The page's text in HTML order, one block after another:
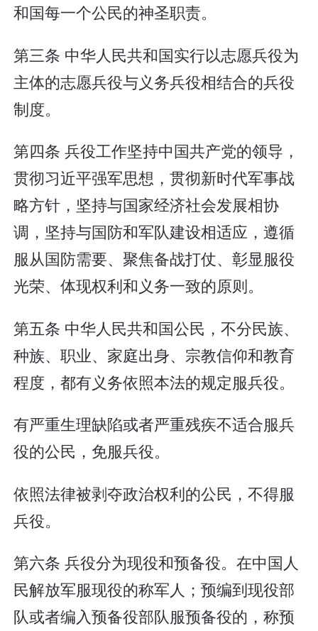
和国每一个公民的神圣职责。
第三条 中华人民共和国实行以志愿兵役为
主体的志愿兵役与义务兵役相结合的兵役
制度。
第四条 兵役工作坚持中国共产党的领导，
贯彻习近平强军思想，贯彻新时代军事战
略方针，坚持与国家经济社会发展相协
调，坚持与国防和军队建设相适应，遵循
服从国防需要、聚焦备战打仗、彰显服役
光荣、体现权利和义务一致的原则。
第五条 中华人民共和国公民，不分民族、
种族、职业、家庭出身、宗教信仰和教育
程度，都有义务依照本法的规定服兵役。
有严重生理缺陷或者严重残疾不适合服兵
役的公民，免服兵役。
依照法律被剥夺政治权利的公民，不得服
兵役。
第六条 兵役分为现役和预备役。在中国人
民解放军服现役的称军人；预编到现役部
队或者编入预备役部队服预备役的，称预